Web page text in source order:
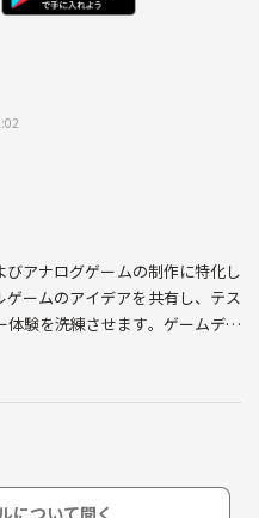
アナログゲームの制作に特化し
ームのアイデアを共有し、テス
験を洗練させます。ゲームデザ
て進めます。初心者の方も歓迎
ハウを体系的に共有。ゲームマ
て、メンバー間のネットワーク
成長しましょう
について聞く